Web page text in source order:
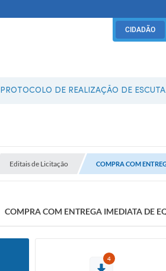
CIDADÃO
PROTOCOLO DE REALIZAÇÃO DE
Editais de Licitação COMPRA COM
COMPRA COM ENTREGA IMEDIATA DE
4